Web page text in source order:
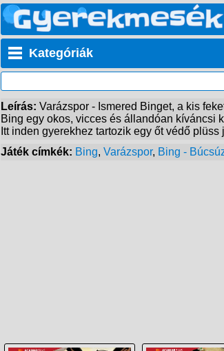
Kategóriák
Leírás: Varázspor - Ismered Binget, a kis
Bing egy okos, vicces és állandóan kíváncsi
Itt inden gyerekhez tartozik egy őt védő
Játék címkék: Bing, Varázspor, Bing -